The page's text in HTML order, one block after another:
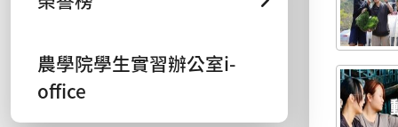
農學院學生實習辦公室i-
office